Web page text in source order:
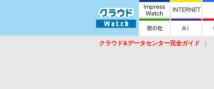
クラウド&データセンター完全ガイド